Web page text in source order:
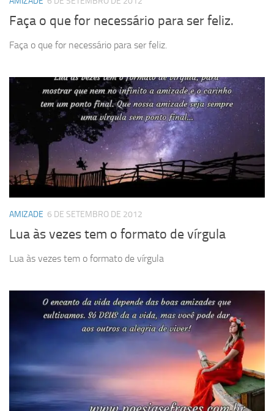
Faça o que for necessário para ser feliz.
Faça o que for necessário para ser feliz.
AMIZADE 6 DE SETEMBRO DE 2012
Lua às vezes tem o formato de vírgula
Lua às vezes tem o formato de vírgula